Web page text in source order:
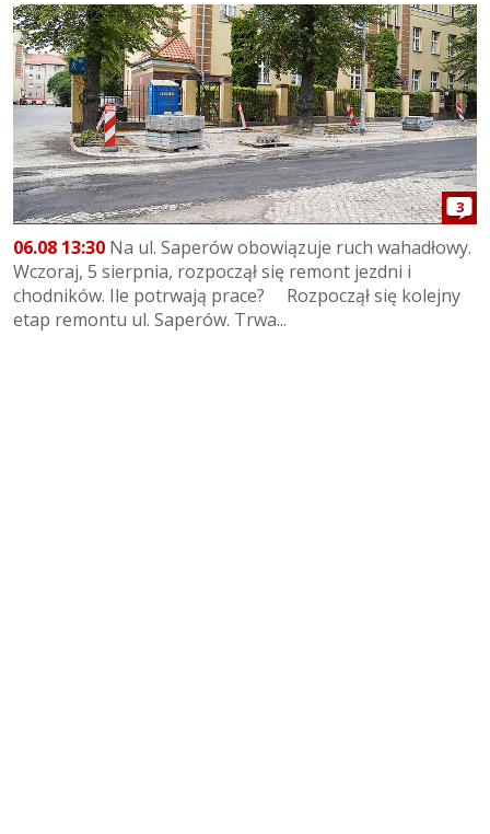
3
06.08 13:30 Na ul. Saperów obowiązuje ruch wahadłowy.
Wczoraj, 5 sierpnia, rozpoczął się remont jezdni i
chodników. Ile potrwają prace? Rozpoczął się kolejny
etap remontu ul. Saperów. Trwa...